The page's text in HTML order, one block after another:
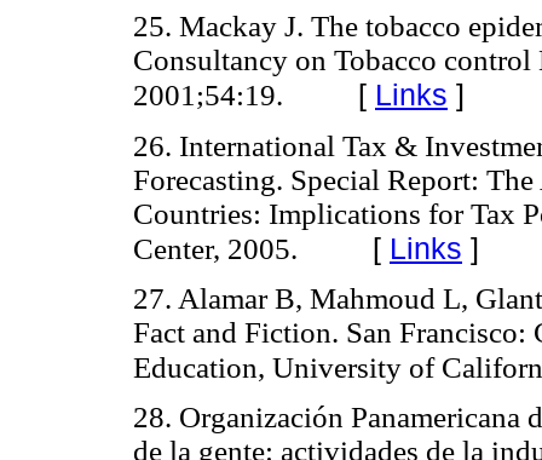
25. Mackay J. The tobacco
Consultancy on Tobacco
2001;54:19.
[ Links ]
26. International Tax &
Forecasting. Special Report:
Countries: Implications for Tax
Center, 2005.
[ Links ]
27. Alamar B, Mahmoud L,
Fact and Fiction. San Francisco:
Education, University of
28. Organización Panamericana
de la gente: actividades de la